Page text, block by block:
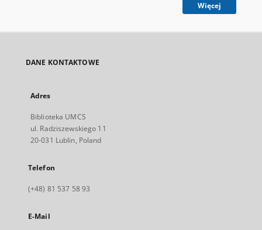
Więcej
DANE KONTAKTOWE
Adres
Biblioteka UMCS
ul. Radziszewskiego 11
20-031 Lublin, Poland
Telefon
(+48) 81 537 58 93
E-Mail